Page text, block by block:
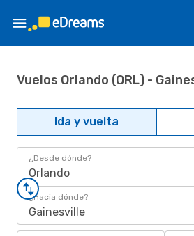
Vuelos Orlando (ORL) -
Ida y vuelta
¿Desde dónde?
Orlando
¿Hacia dónde?
Gainesville